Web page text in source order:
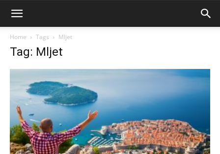
Home Tags Mljet
Tag: Mljet